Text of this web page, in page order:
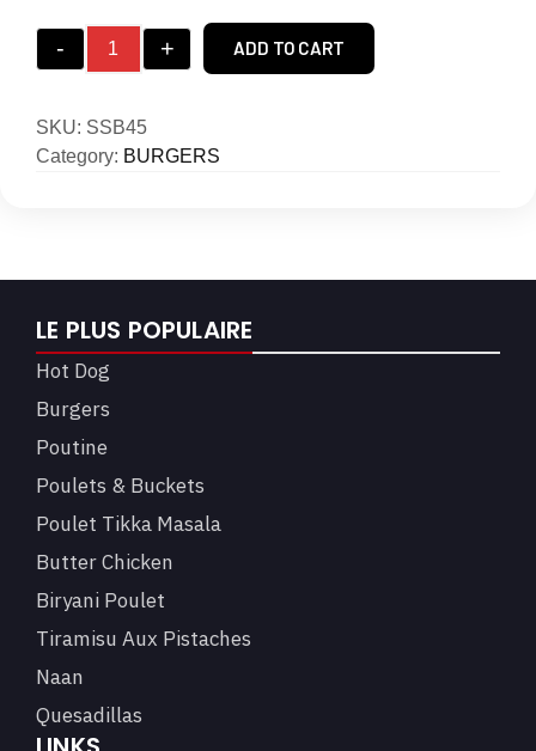
- + ADD TO CART
SKU: SSB45
Category: BURGERS
LE PLUS POPULAIRE
Hot Dog
Burgers
Poutine
Poulets & Buckets
Poulet Tikka Masala
Butter Chicken
Biryani Poulet
Tiramisu Aux Pistaches
Naan
Quesadillas